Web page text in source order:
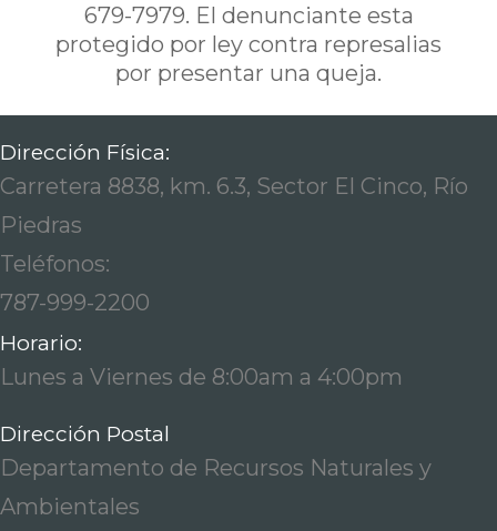
679-7979. El denunciante esta
protegido por ley contra represalias
por presentar una queja.
Dirección Física:
Carretera 8838, km. 6.3, Sector El Cinco, Río
Piedras
Teléfonos:
787-999-2200
Horario:
Lunes a Viernes de 8:00am a 4:00pm
Dirección Postal
Departamento de Recursos Naturales y
Ambientales